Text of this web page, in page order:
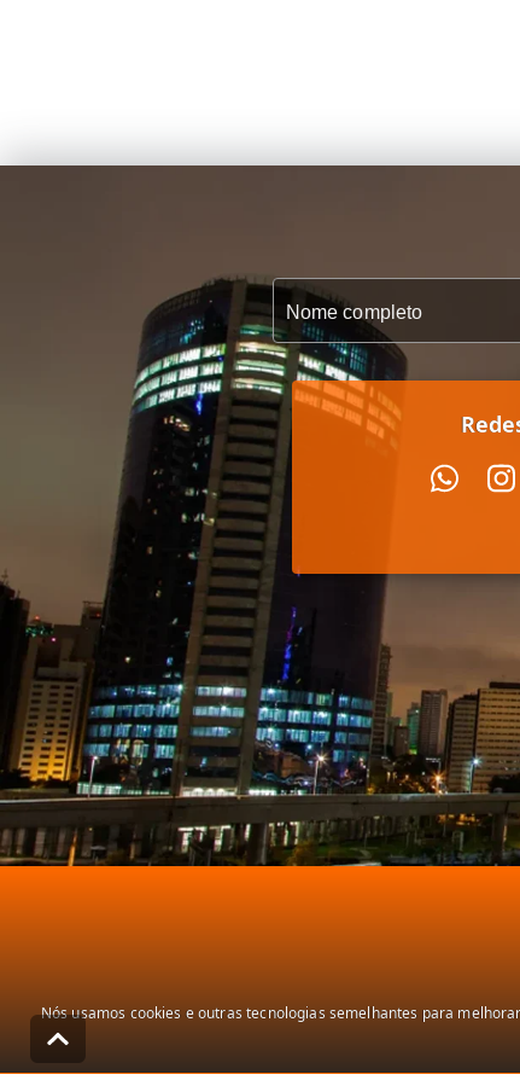
Nós usamos cookies e outras tecnologias semelhantes para